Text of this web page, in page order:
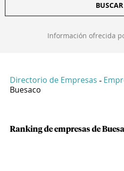
BUSCAR
Información ofrecida
Directorio de Empresas -
Buesaco
Ranking de empresas de